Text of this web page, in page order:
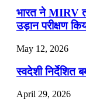
भारत ने MIRV
उड़ान परीक्षण
May 12, 2026
स्वदेशी निर्देशित
April 29, 2026